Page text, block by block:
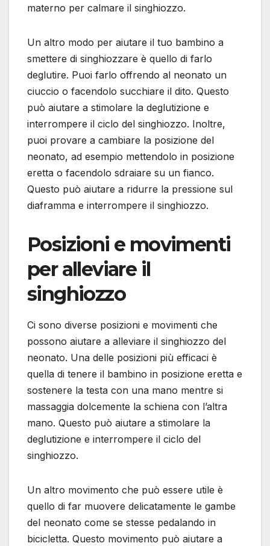
materno per calmare il singhiozzo.
Un altro modo per aiutare il tuo bambino a
smettere di singhiozzare è quello di farlo
deglutire. Puoi farlo offrendo al neonato un
ciuccio o facendolo succhiare il dito. Questo
può aiutare a stimolare la deglutizione e
interrompere il ciclo del singhiozzo. Inoltre,
puoi provare a cambiare la posizione del
neonato, ad esempio mettendolo in posizione
eretta o facendolo sdraiare su un fianco.
Questo può aiutare a ridurre la pressione sul
diaframma e interrompere il singhiozzo.
Posizioni e movimenti
per alleviare il
singhiozzo
Ci sono diverse posizioni e movimenti che
possono aiutare a alleviare il singhiozzo del
neonato. Una delle posizioni più efficaci è
quella di tenere il bambino in posizione eretta e
sostenere la testa con una mano mentre si
massaggia dolcemente la schiena con l’altra
mano. Questo può aiutare a stimolare la
deglutizione e interrompere il ciclo del
singhiozzo.
Un altro movimento che può essere utile è
quello di far muovere delicatamente le gambe
del neonato come se stesse pedalando in
bicicletta. Questo movimento può aiutare a